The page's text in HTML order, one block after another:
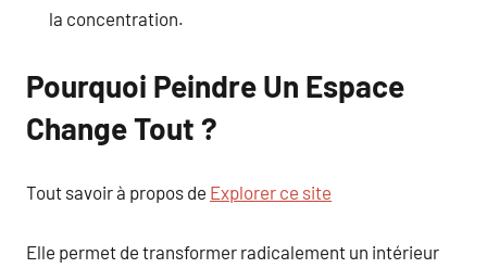
la concentration.
Pourquoi Peindre Un Espace
Change Tout ?
Tout savoir à propos de Explorer ce site
Elle permet de transformer radicalement un intérieur